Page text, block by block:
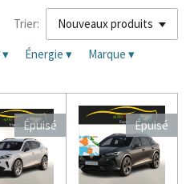
Trier:
▾ Énergie ▾ Marque ▾
Épuisé Épuisé